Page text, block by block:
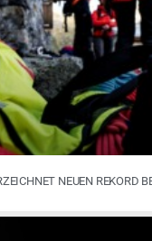
NEUEN REKORD